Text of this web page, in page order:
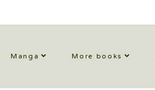
Manga More books